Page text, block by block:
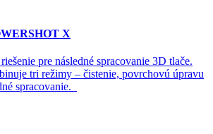
X
pre následné spracovanie 3D tlače.
tri režimy – čistenie, povrchovú úpravu
spracovanie.